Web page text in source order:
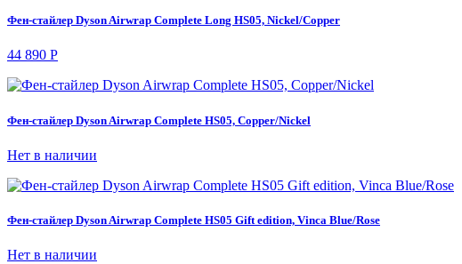
Фен-стайлер Dyson Airwrap Complete Long HS05, Nickel/Copper
44 890 Р
Фен-стайлер Dyson Airwrap Complete HS05, Copper/Nickel
Нет в наличии
Фен-стайлер Dyson Airwrap Complete HS05 Gift edition, Vinca Blue/Rose
Нет в наличии